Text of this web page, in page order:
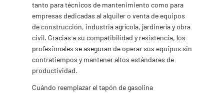
tanto para técnicos de mantenimiento como para
empresas dedicadas al alquiler o venta de equipos
de construcción, industria agrícola, jardinería y obra
civil. Gracias a su compatibilidad y resistencia, los
profesionales se aseguran de operar sus equipos sin
contratiempos y mantener altos estándares de
productividad.
Cuándo reemplazar el tapón de gasolina